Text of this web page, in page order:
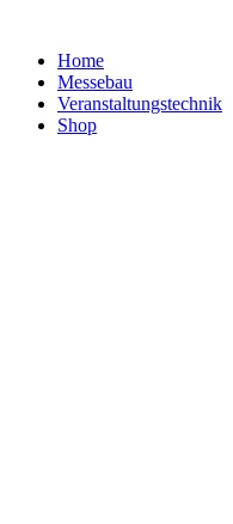
Home
Messebau
Veranstaltungs­technik
Shop